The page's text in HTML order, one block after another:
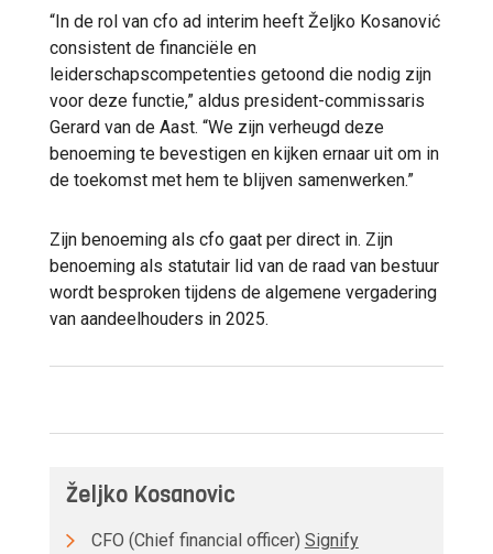
“In de rol van cfo ad interim heeft Željko Kosanović
consistent de financiële en
leiderschapscompetenties getoond die nodig zijn
voor deze functie,” aldus president-commissaris
Gerard van de Aast. “We zijn verheugd deze
benoeming te bevestigen en kijken ernaar uit om in
de toekomst met hem te blijven samenwerken.”
Zijn benoeming als cfo gaat per direct in. Zijn
benoeming als statutair lid van de raad van bestuur
wordt besproken tijdens de algemene vergadering
van aandeelhouders in 2025.
Željko Kosanovic
CFO (Chief financial officer) Signify